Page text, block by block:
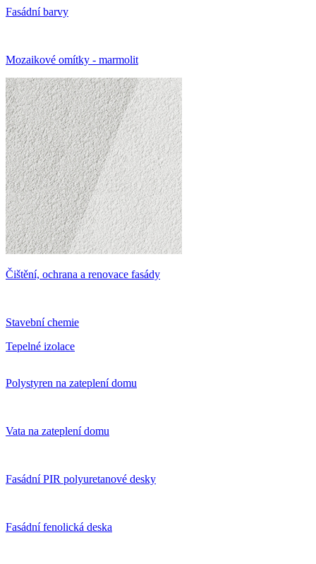
Fasádní barvy
Mozaikové omítky - marmolit
Čištění, ochrana a renovace fasády
Stavební chemie
Tepelné izolace
Polystyren na zateplení domu
Vata na zateplení domu
Fasádní PIR polyuretanové desky
Fasádní fenolická deska